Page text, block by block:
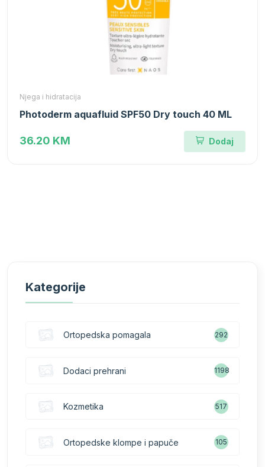
Njega i hidratacija
Photoderm aquafluid SPF50 Dry touch 40 ML
36.20 KM Dodaj
Kategorije
Ortopedska pomagala 292
Dodaci prehrani 1198
Kozmetika 517
Ortopedske klompe i papuče 105